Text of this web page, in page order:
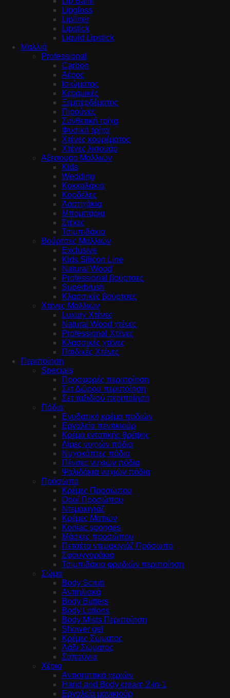
Lipgloss
Lipliner
Lipstick
Liquid Lipstick
Μαλλιά
Professional
Carbon
Αέρος
Ισιώματος
Κεραμικές
Ξεμπερδέματος
Πιρούνες
Συνθετική τρίχα
Φυσική τρίχα
Χτένες κουρέματος
Χτένες λισουάρ
Αξεσουάρ Μαλλιών
Kids
Wedding
Κοκκαλάκια
Κορδέλες
Λαστιχάκια
Μπομπάρια
Στέκες
Τσιμπιδάκια
Βούρτσες Μαλλιών
Exclusive
Kids Silicon Line
Natural Wood
Professional βούρτσες
Superbrush
Κλασσικές βούρτσες
Χτένες Μαλλιών
Luxury Χτένες
Natural Wood χτένες
Professional Χτένες
Κλασσικές χτένες
Παιδικές Χτένες
Περιποίηση
Specials
Προσφορές περιποίηση
Σετ Δώρου περιποίηση
Σετ ταξιδιού περιποίηση
Πόδια
Ενυδατική κρέμα ποδιών
Εργαλεία πεντικιούρ
Κρέμα εντατικής θρέψης
Λίμες νυχιών πόδια
Νυχοκόπτες πόδια
Πένσες νυχιών πόδια
Ψαλιδάκια νυχιών πόδια
Πρόσωπο
Κρέμες Προσώπου
Οροί Προσώπου
Ντεμακιγιάζ
Κρέμες Ματιών
Konjac sponges
Μάσκες προσώπου
Πετσέτα ντεμακιγιάζ Πρόσωπο
Σφουγγαράκια
Τσιμπιδάκια φρυδιών περιποίηση
Σώμα
Body Scrub
Αντιηλιακά
Body Butters
Body Lotions
Body Mists Περιποίηση
Shower gel
Κρέμες Σώματος
Λάδι Σώματος
Σαπούνια
Χέρια
Αντισηπτικά χεριών
Hand and Body cream 2-in-1
Εργαλεία μανικιούρ